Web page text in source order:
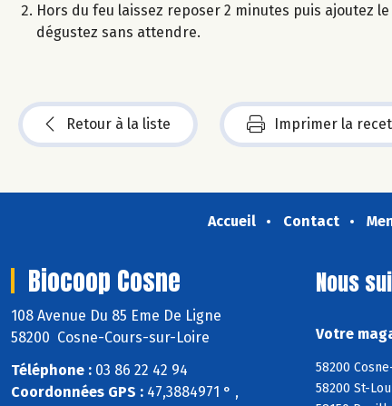
Hors du feu laissez reposer 2 minutes puis ajoutez
dégustez sans attendre.
Retour à la liste Imprimer la
Accueil Contact
Biocoop Cosne
108 Avenue Du 85 Eme De Ligne
58200 Cosne-Cours-sur-Loire
Téléphone : 03 86 22 42 94
Coordonnées GPS : 47,3884971 ° ,
Nous
Votre
58200
58200 St-